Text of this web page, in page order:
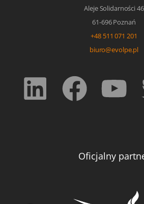
Aleje Solidarności 46
61-696 Poznań
+48 511 071 201
biuro@evolpe.pl
Oficjalny